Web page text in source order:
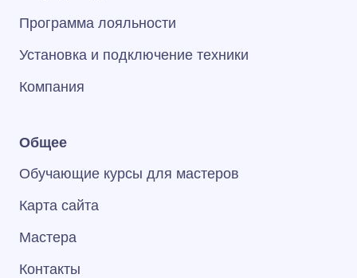
Программа лояльности
Установка и подключение техники
Компания
Общее
Обучающие курсы для мастеров
Карта сайта
Мастера
Контакты